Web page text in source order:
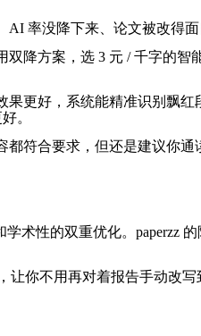
率没降下来、论文被改得
降方案，选 3 元 / 千字的
更好，系统能精准识别飘
。
符合要求，但还是建议你
术性的双重优化。paperzz
你不用再对着报告手动改